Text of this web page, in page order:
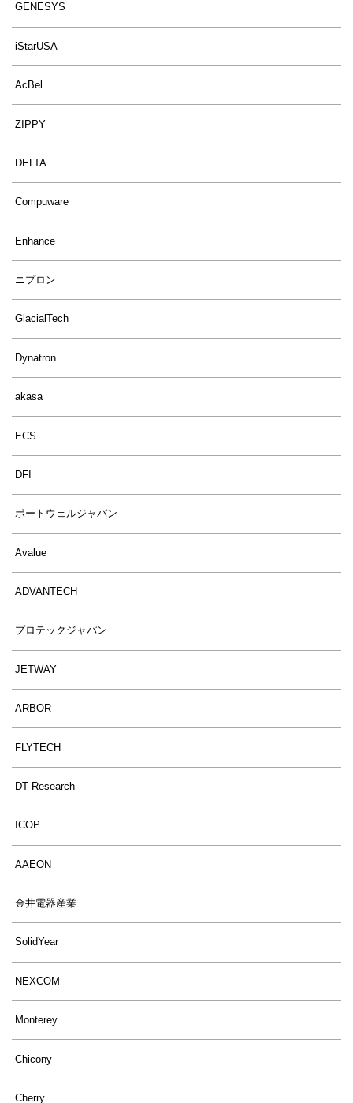
GENESYS
iStarUSA
AcBel
ZIPPY
DELTA
Compuware
Enhance
ニプロン
GlacialTech
Dynatron
akasa
ECS
DFI
ポートウェルジャパン
Avalue
ADVANTECH
プロテックジャパン
JETWAY
ARBOR
FLYTECH
DT Research
ICOP
AAEON
金井電器産業
SolidYear
NEXCOM
Monterey
Chicony
Cherry